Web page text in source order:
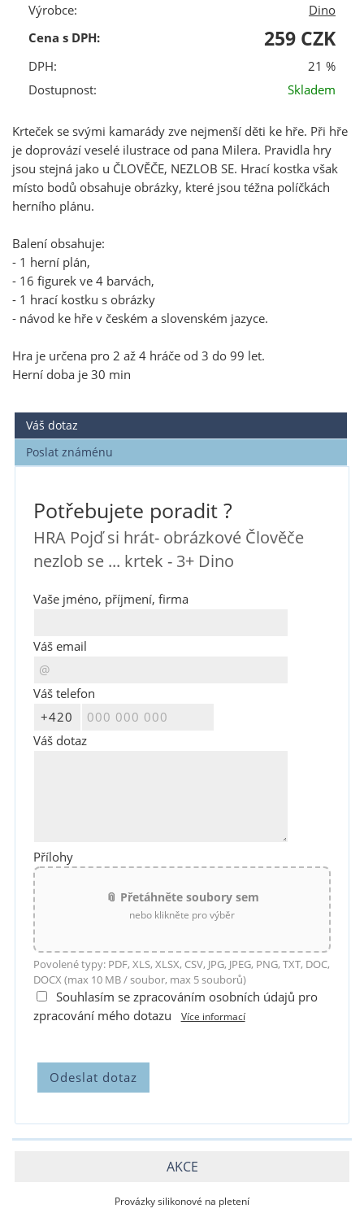
Výrobce:
Dino
Cena s DPH:
259 CZK
DPH:
21 %
Dostupnost:
Skladem
Krteček se svými kamarády zve nejmenší děti ke hře. Při hře
je doprovází veselé ilustrace od pana Milera. Pravidla hry
jsou stejná jako u ČLOVĚČE, NEZLOB SE. Hrací kostka však
místo bodů obsahuje obrázky, které jsou téžna políčkách
herního plánu.
Balení obsahuje:
- 1 herní plán,
- 16 figurek ve 4 barvách,
- 1 hrací kostku s obrázky
- návod ke hře v českém a slovenském jazyce.
Hra je určena pro 2 až 4 hráče od 3 do 99 let.
Herní doba je 30 min
Váš dotaz
Poslat známénu
Potřebujete poradit ?
HRA Pojď si hrát- obrázkové Člověče
nezlob se ... krtek - 3+ Dino
Vaše jméno, příjmení, firma
Váš email
Váš telefon
Váš dotaz
Přílohy
📎 Přetáhněte soubory sem
nebo klikněte pro výběr
Povolené typy: PDF, XLS, XLSX, CSV, JPG, JPEG, PNG, TXT, DOC,
DOCX (max 10 MB / soubor, max 5 souborů)
Souhlasím se zpracováním osobních údajů pro
zpracování mého dotazu
Více informací
AKCE
Provázky silikonové na pletení